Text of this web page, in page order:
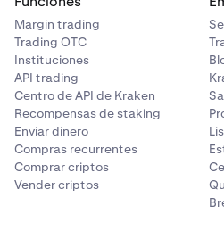
Margin trading
Trading OTC
Instituciones
API trading
Centro de API de Kraken
Recompensas de staking
Enviar dinero
Compras recurrentes
Comprar criptos
Vender criptos